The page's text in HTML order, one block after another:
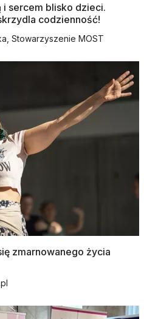
i sercem blisko dzieci.
codzienność!
Stowarzyszenie MOST
zmarnowanego życia